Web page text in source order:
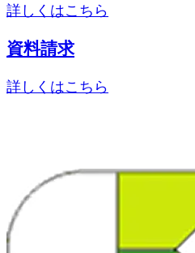
詳しくはこちら
資料請求
詳しくはこちら